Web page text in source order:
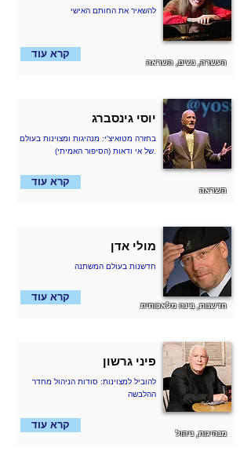
קרא עוד
העשרה, נשים, השראה
להשאיר את החותם האישי
קרא עוד
השראה
יוסי גינסברג
בחזרה מטואיצ'י: מנהיגות ומצוינות בעולם
קרא עוד
חדשנות, בינה מלאכותית
מולי אדן
חדשנות בעולם המשתנה
קרא עוד
מנהיגות, ניהול
פיני גרשון
להוביל למצוינות: סודות הניהול מחדר
ההלבשה